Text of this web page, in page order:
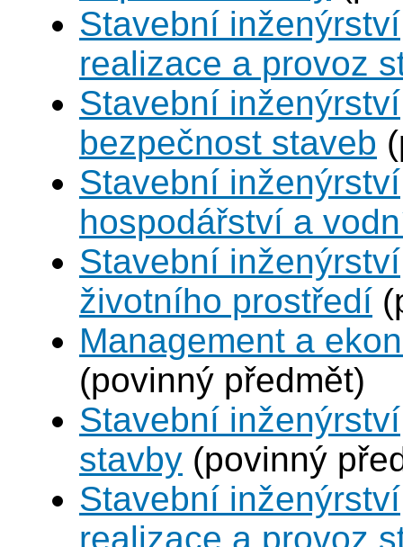
Stavební
realizace a provoz
Stavební
bezpečnost staveb
Stavební
hospodářství a
Stavební
životního prostředí
Management a
(povinný předmět)
Stavební
stavby (povinný
Stavební
realizace a provoz